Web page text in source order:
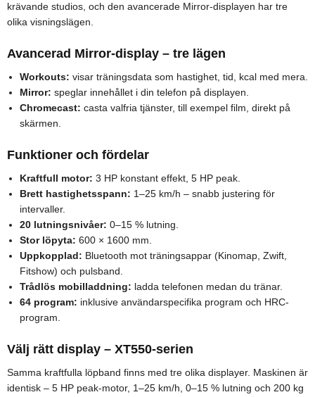
krävande studios, och den avancerade Mirror-displayen har tre
olika visningslägen.
Avancerad Mirror-display – tre lägen
Workouts: visar träningsdata som hastighet, tid, kcal med mera.
Mirror: speglar innehållet i din telefon på displayen.
Chromecast: casta valfria tjänster, till exempel film, direkt på
skärmen.
Funktioner och fördelar
Kraftfull motor: 3 HP konstant effekt, 5 HP peak.
Brett hastighetsspann: 1–25 km/h – snabb justering för
intervaller.
20 lutningsnivåer: 0–15 % lutning.
Stor löpyta: 600 × 1600 mm.
Uppkopplad: Bluetooth mot träningsappar (Kinomap, Zwift,
Fitshow) och pulsband.
Trådlös mobilladdning: ladda telefonen medan du tränar.
64 program: inklusive användarspecifika program och HRC-
program.
Välj rätt display – XT550-serien
Samma kraftfulla löpband finns med tre olika displayer. Maskinen är
identisk – 5 HP peak-motor, 1–25 km/h, 0–15 % lutning och 200 kg